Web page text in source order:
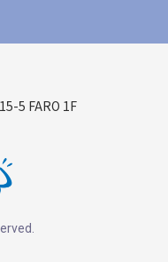
5 FARO 1F